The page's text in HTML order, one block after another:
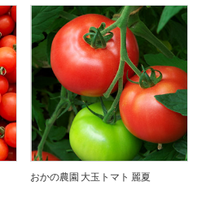
おかの農園 大玉トマト 麗夏